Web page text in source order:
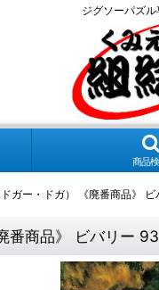
ジグソーパズル
商品
ガー・ドガ） 《廃番商品》
番商品》 ビバリー